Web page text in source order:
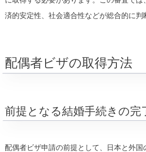
済的安定性、社会適合性などが総合的に判
配偶者ビザの取得方法
前提となる結婚手続きの完
配偶者ビザ申請の前提として、日本と外国